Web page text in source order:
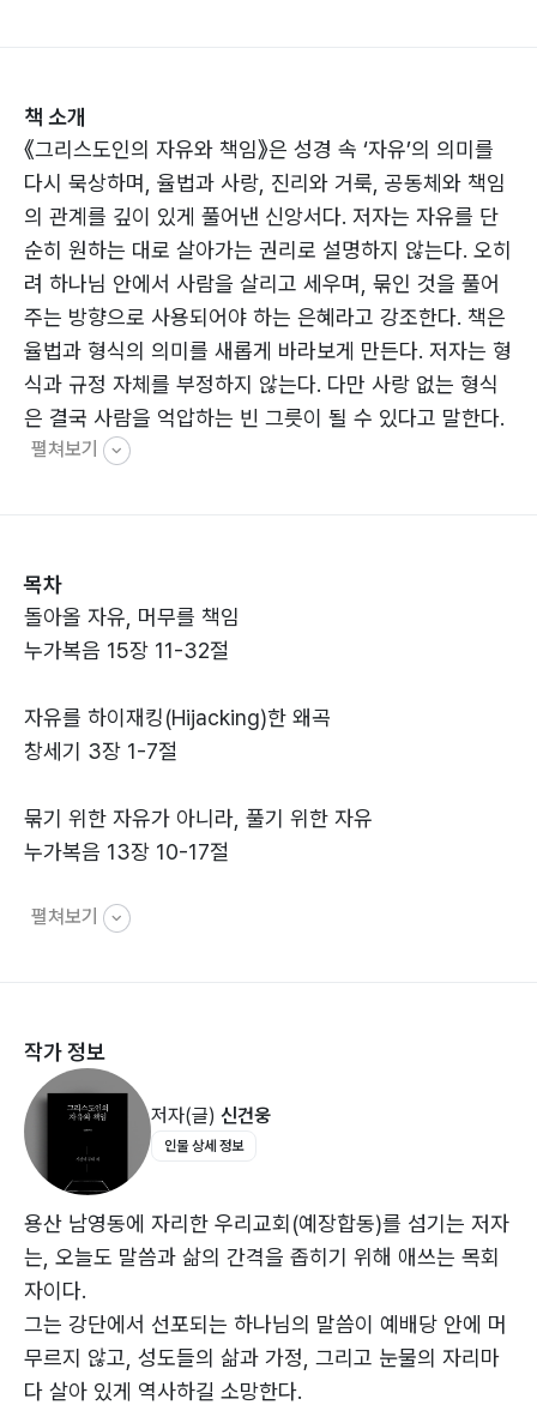
책 소개
《그리스도인의 자유와 책임》은 성경 속 ‘자유’의 의미를
다시 묵상하며, 율법과 사랑, 진리와 거룩, 공동체와 책임
의 관계를 깊이 있게 풀어낸 신앙서다. 저자는 자유를 단
순히 원하는 대로 살아가는 권리로 설명하지 않는다. 오히
려 하나님 안에서 사람을 살리고 세우며, 묶인 것을 풀어
주는 방향으로 사용되어야 하는 은혜라고 강조한다. 책은
율법과 형식의 의미를 새롭게 바라보게 만든다. 저자는 형
식과 규정 자체를 부정하지 않는다. 다만 사랑 없는 형식
은 결국 사람을 억압하는 빈 그릇이 될 수 있다고 말한다.
“율법이라는 그릇에 사랑이 담겨야 완성된다”는 설명처
신앙의 본질을 다시 질문한다. 진리는 단순한 지식이 아니
라 예수님과 함께 거하는 삶이며, 참된 자유는 하나님과
동행하는 삶 속에서 완성된다고 설명한다. 《그리스도인의
성도들에게 본질을 돌아보게 만드는 책이다. 자유를 통해
서로를 묶는 신앙이 아니라, 사랑으로 서로를 살리는 신앙
펼쳐보기
목차
돌아올 자유, 머무를 책임
누가복음 15장 11-32절
자유를 하이재킹(Hijacking)한 왜곡
창세기 3장 1-7절
묶기 위한 자유가 아니라, 풀기 위한 자유
누가복음 13장 10-17절
진리, 자유와 거룩의 뿌리
누가복음 14장 25-35절
불완전한 선택, 완전한 섭리
시편105장 16-22절
신자답게!
누가복음 4장 16-23절
믿음과 순종이 만날 때 열리는 은혜
히브리서 4장 1-13절
펼쳐보기
작가 정보
저자(글) 신건웅
인물 상세 정보
용산 남영동에 자리한 우리교회(예장합동)를 섬기는 저자
는, 오늘도 말씀과 삶의 간격을 좁히기 위해 애쓰는 목회
자이다.
그는 강단에서 선포되는 하나님의 말씀이 예배당 안에 머
무르지 않고, 성도들의 삶과 가정, 그리고 눈물의 자리마
다 살아 있게 역사하길 소망한다.